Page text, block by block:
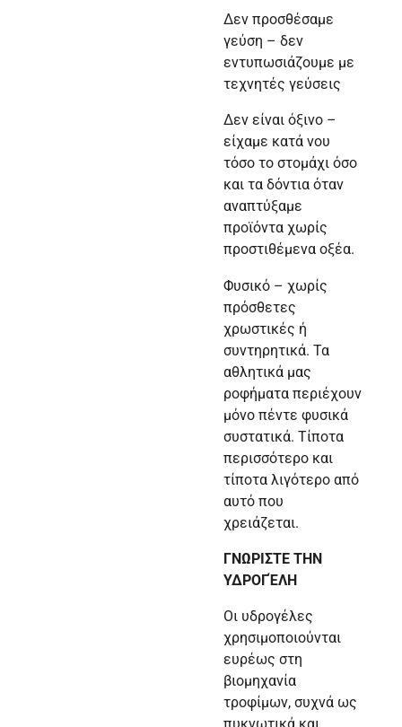
Δεν προσθέσαμε
γεύση – δεν
εντυπωσιάζουμε με
τεχνητές γεύσεις
Δεν είναι όξινο –
είχαμε κατά νου
τόσο το στομάχι όσο
και τα δόντια όταν
αναπτύξαμε
προϊόντα χωρίς
προστιθέμενα οξέα.
Φυσικό – χωρίς
πρόσθετες
χρωστικές ή
συντηρητικά. Τα
αθλητικά μας
ροφήματα περιέχουν
μόνο πέντε φυσικά
συστατικά. Τίποτα
περισσότερο και
τίποτα λιγότερο από
αυτό που
χρειάζεται.
ΓΝΩΡΙΣΤΕ ΤΗΝ
ΥΔΡΟΓΈΛΗ
Οι υδρογέλες
χρησιμοποιούνται
ευρέως στη
βιομηχανία
τροφίμων, συχνά ως